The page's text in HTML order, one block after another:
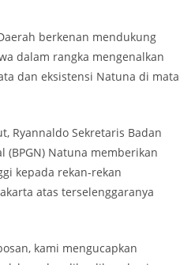
berkenan mendukung
dalam rangka mengenalkan
dan eksistensi Natuna di mata
Ryannaldo Sekretaris Badan
(BPGN) Natuna memberikan
kepada rekan-rekan
atas terselenggaranya
kami mengucapkan